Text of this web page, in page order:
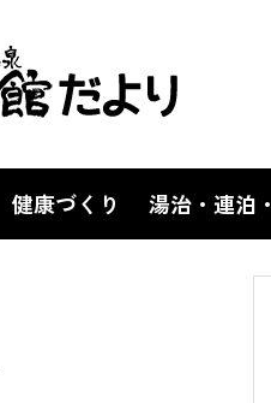
健康づくり 湯治・連泊・